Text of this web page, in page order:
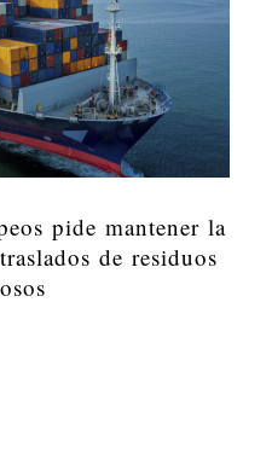
pide mantener la
de residuos